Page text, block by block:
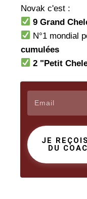
Novak c'est :
9 Grand
N°1 mondial
cumulées
2 "Petit
JE
DU